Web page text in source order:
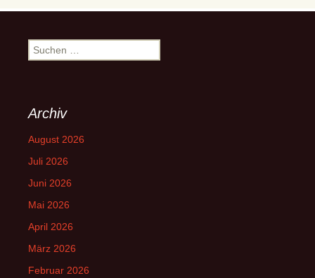
Suchen
nach:
Archiv
August 2026
Juli 2026
Juni 2026
Mai 2026
April 2026
März 2026
Februar 2026